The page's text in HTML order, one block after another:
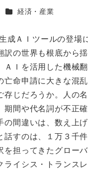
カテゴリー
経済・産業
成ＡＩツールの登場
訳の世界も根底から
ＡＩを活用した機械
亡命申請に大きな混
存じだろうか。人の
期間や代名詞が不正
間違いは、数え上げ
話すのは、１万３千
を担ってきたグロー
ライシス・トランス